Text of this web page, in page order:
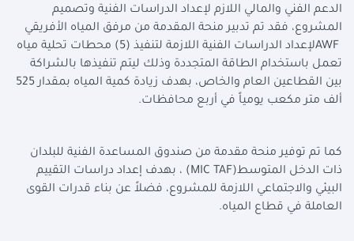
الدعم الفني والمالي اللازم لإعداد الدراسات الفنية وتصميم
المشروع، فقد تم تدبير منحة المقدمة من مرفق المياه الأفريقي
AWF
لإعداد الدراسات الفنية اللازمة لتنفيذ (5) محطات تحلية مياه
تعمل باستخدام الطاقة المتجددة وذلك ليتم تنفيذها بالشراكة
بين القطاعين العام والخاص، بهدف زيادة كمية المياه بمقدار 525
ألف متر مكعب يومياً في أربع محافظات.
كما تم توفير منحة مقدمة من صندوق المساعدة الفنية للبلدان
ذات الدخل المتوسط(MIC TAF) ، بهدف إعداد دراسات التقييم
البيئي والاجتماعي اللازمة للمشروع، فضلاً عن بناء قدرات القوى
العاملة في قطاع المياه.